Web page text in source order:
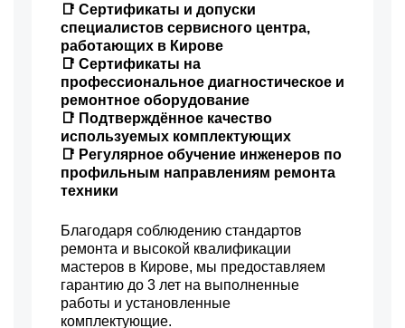
📑 Сертификаты и допуски
специалистов сервисного центра,
работающих в Кирове
📑 Сертификаты на
профессиональное диагностическое и
ремонтное оборудование
📑 Подтверждённое качество
используемых комплектующих
📑 Регулярное обучение инженеров по
профильным направлениям ремонта
техники
Благодаря соблюдению стандартов
ремонта и высокой квалификации
мастеров в Кирове, мы предоставляем
гарантию до 3 лет на выполненные
работы и установленные
комплектующие.